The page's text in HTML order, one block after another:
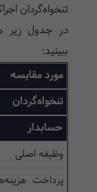
تنخواه‌گردان
در جدول زیر
ببینید:
مورد مقایسه
تنخواه‌گردان
حسابدار
وظیفه اصلی
پرداخت